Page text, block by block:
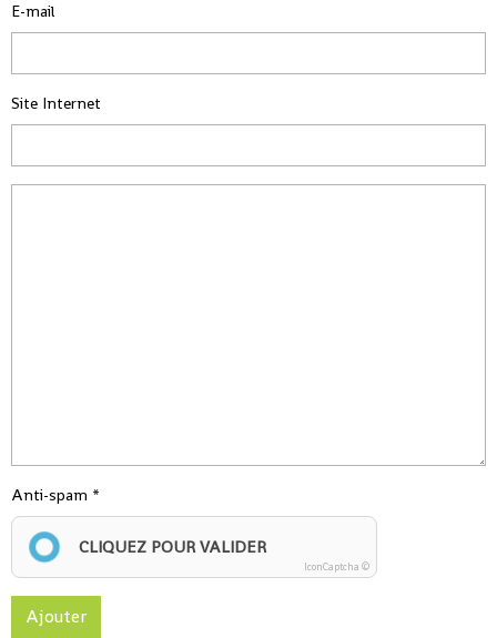
E-mail
Site Internet
Anti-spam
CLIQUEZ POUR VALIDER
IconCaptcha ©
Ajouter